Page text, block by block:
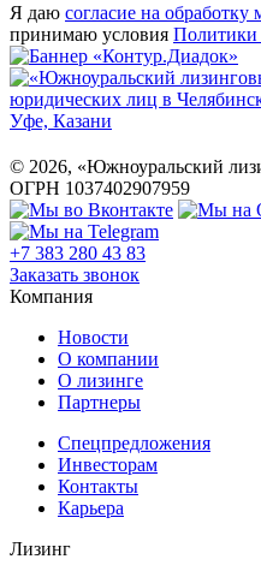
Я даю согласие на
принимаю условия Политики
© 2026, «Южноуральский
ОГРН 1037402907959
+7 383 280 43 83
Заказать звонок
Компания
Новости
О компании
О лизинге
Партнеры
Спецпредложения
Инвесторам
Контакты
Карьера
Лизинг